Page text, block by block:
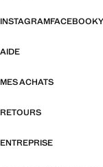
INSTAGRAMFACEBOOK
AIDE
MES ACHATS
RETOURS
ENTREPRISE